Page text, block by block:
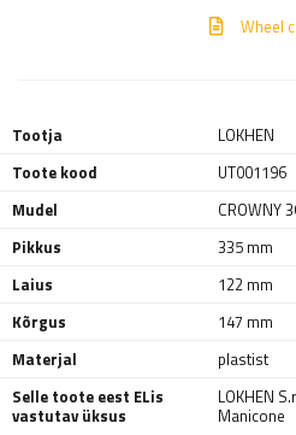
Wheel
Tootja
LOKHEN
Toote kood
UT001196
Mudel
CROWNY
Pikkus
335 mm
Laius
122 mm
Kõrgus
147 mm
Materjal
plastist
Selle toote eest ELis
vastutav üksus
LOKHEN
Manicone